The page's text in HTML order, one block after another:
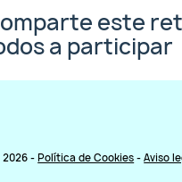
este
a participar
- Política de Cookies-Aviso